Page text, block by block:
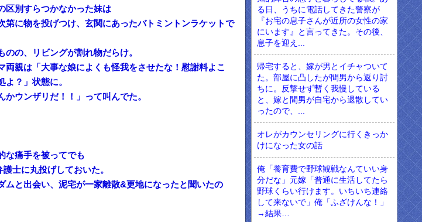
区別すらつかなかった妹は
に物を投げつけ、玄関にあったバトミントンラケットで
のの、リビングが割れ物だらけ。
両親は「大事な娘によくも怪我をさせたな！慰謝料よこ
？」状態に。
ウンザリだ！！」って叫んでた。
な痛手を被ってでも
士に丸投げしておいた。
ムと出会い、泥宅が一家離散&更地になったと聞いたの
る日、うちに電話してきた警察が
『お宅の息子さんが近所の女性の家
にいます』と言ってきた。その後、
息子を迎え...
帰宅すると、嫁が男とイチャついて
た。部屋に凸したが間男から返り討
ちに。反撃せず暫く我慢している
と、嫁と間男が自宅から退散してい
ったので、...
オレがカウンセリングに行くきっか
けになった女の話
俺「養育費で野球観戦なんていい身
分だな」元嫁「普通に生活してたら
野球くらい行けます。いちいち連絡
して来ないで」俺「ふざけんな！」
→結果…